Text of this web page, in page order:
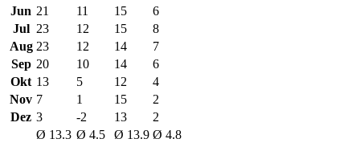
Jun 21 11 15
6
Jul 23 12 15
8
Aug 23 12 14
7
Sep 20 10 14
6
Okt 13 5 12
4
Nov 7 1 15
2
Dez 3 -2 13
2
Ø 13.3 Ø 4.5 Ø 13.9 Ø 4.8